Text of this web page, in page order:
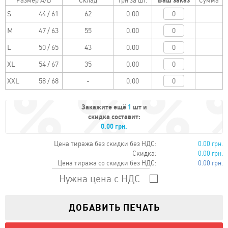
S 44 / 61 0.00
M 47 / 63 0.00
L 50 / 65 0.00
XL 54 / 67 0.00
XXL 58 / 68 0.00
Закажите ещё 1 шт и
скидка составит:
0.00 грн.
Цена тиража без скидки без НДС:
0.00 грн.
Скидка:
0.00 грн.
Цена тиража со скидки без НДС:
0.00 грн.
Нужна цена с НДС
ДОБАВИТЬ ПЕЧАТЬ